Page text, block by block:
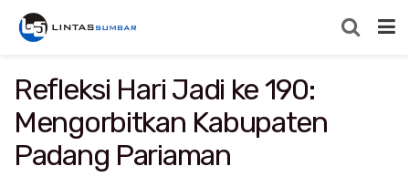
Refleksi Hari Jadi ke 190:
Mengorbitkan Kabupaten
Padang Pariaman